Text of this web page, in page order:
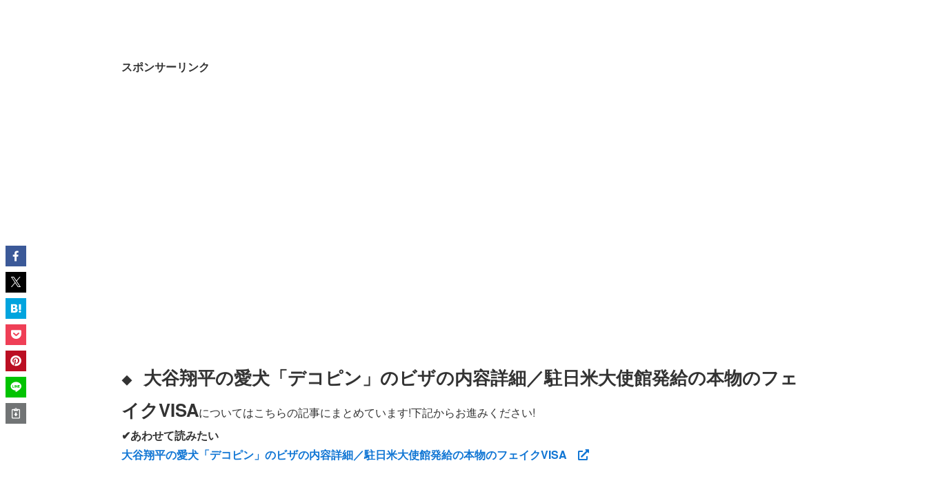
スポンサーリンク
◆ 大谷翔平の愛犬「デコピン」のビザの内容詳細／駐日米大使館発給の本物のフェ
イクVISAについてはこちらの記事にまとめています!下記からお進みください!
✔あわせて読みたい
大谷翔平の愛犬「デコピン」のビザの内容詳細／駐日米大使館発給の本物のフェイクVISA